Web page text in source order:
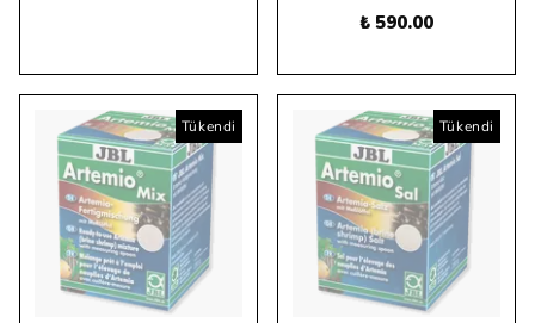
₺ 590.00
Tükendi Tükendi